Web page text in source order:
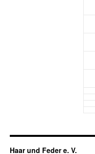
Haar und Feder e. V.